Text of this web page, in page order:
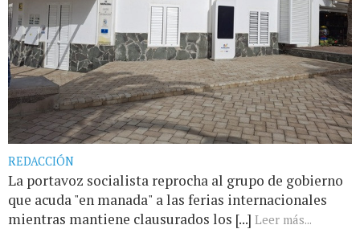
REDACCIÓN
La portavoz socialista reprocha al grupo de gobierno
que acuda "en manada" a las ferias internacionales
mientras mantiene clausurados los [...] Leer más...